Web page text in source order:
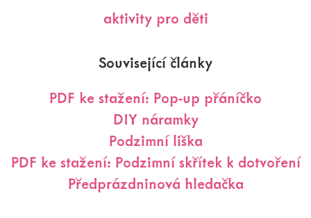
aktivity pro děti
Související články
PDF ke stažení: Pop-up přáníčko
DIY náramky
Podzimní liška
PDF ke stažení: Podzimní skřítek k dotvoření
Předprázdninová hledačka